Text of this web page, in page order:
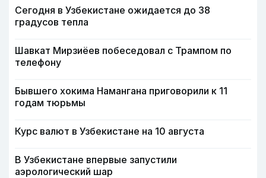
Сегодня в Узбекистане ожидается до 38
градусов тепла
Шавкат Мирзиёев побеседовал с Трампом по
телефону
Бывшего хокима Намангана приговорили к 11
годам тюрьмы
Курс валют в Узбекистане на 10 августа
В Узбекистане впервые запустили
аэрологический шар